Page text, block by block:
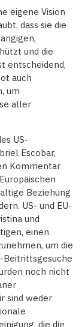
eigene Vision
dass sie die
und die
entscheidend,
auch
um
aller
US-
Escobar,
Kommentar
Beziehung
US- und EU-
und
einen
um die
Beitrittsgesuche
noch nicht
sind weder
die die